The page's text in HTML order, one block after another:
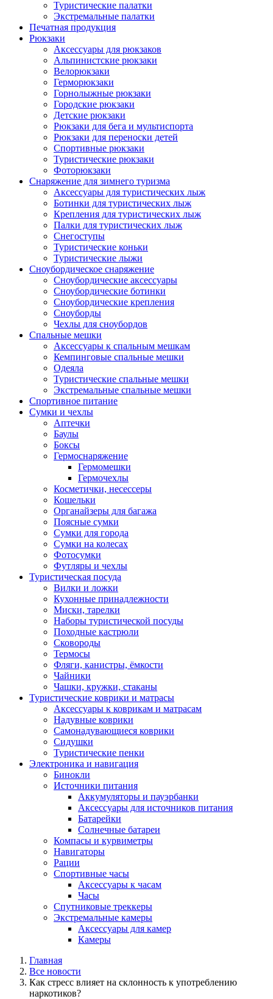
Туристические палатки
Экстремальные палатки
Печатная продукция
Рюкзаки
Аксессуары для рюкзаков
Альпинистские рюкзаки
Велорюкзаки
Герморюкзаки
Горнолыжные рюкзаки
Городские рюкзаки
Детские рюкзаки
Рюкзаки для бега и мультиспорта
Рюкзаки для переноски детей
Спортивные рюкзаки
Туристические рюкзаки
Фоторюкзаки
Снаряжение для зимнего туризма
Аксессуары для туристических лыж
Ботинки для туристических лыж
Крепления для туристических лыж
Палки для туристических лыж
Снегоступы
Туристические коньки
Туристические лыжи
Сноубордическое снаряжение
Сноубордические аксессуары
Сноубордические ботинки
Сноубордические крепления
Сноуборды
Чехлы для сноубордов
Спальные мешки
Аксессуары к спальным мешкам
Кемпинговые спальные мешки
Одеяла
Туристические спальные мешки
Экстремальные спальные мешки
Спортивное питание
Сумки и чехлы
Аптечки
Баулы
Боксы
Гермоснаряжение
Гермомешки
Гермочехлы
Косметички, несессеры
Кошельки
Органайзеры для багажа
Поясные сумки
Сумки для города
Сумки на колесах
Фотосумки
Футляры и чехлы
Туристическая посуда
Вилки и ложки
Кухонные принадлежности
Миски, тарелки
Наборы туристической посуды
Походные кастрюли
Сковороды
Термосы
Фляги, канистры, ёмкости
Чайники
Чашки, кружки, стаканы
Туристические коврики и матрасы
Аксессуары к коврикам и матрасам
Надувные коврики
Самонадувающиеся коврики
Сидушки
Туристические пенки
Электроника и навигация
Бинокли
Источники питания
Аккумуляторы и пауэрбанки
Аксессуары для источников питания
Батарейки
Солнечные батареи
Компасы и курвиметры
Навигаторы
Рации
Спортивные часы
Аксессуары к часам
Часы
Спутниковые треккеры
Экстремальные камеры
Аксессуары для камер
Камеры
Главная
Все новости
Как стресс влияет на склонность к употреблению
наркотиков?